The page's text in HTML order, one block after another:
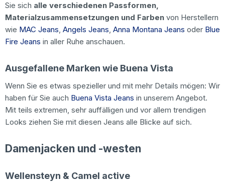
Sie sich alle verschiedenen Passformen,
Materialzusammensetzungen und Farben von Herstellern
wie MAC Jeans, Angels Jeans, Anna Montana Jeans oder Blue
Fire Jeans in aller Ruhe anschauen.
Ausgefallene Marken wie Buena Vista
Wenn Sie es etwas spezieller und mit mehr Details mögen: Wir
haben für Sie auch Buena Vista Jeans in unserem Angebot.
Mit teils extremen, sehr auffälligen und vor allem trendigen
Looks ziehen Sie mit diesen Jeans alle Blicke auf sich.
Damenjacken und -westen
Wellensteyn & Camel active